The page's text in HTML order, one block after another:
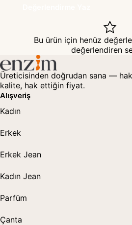
Bu ürün için henüz
değerlendiren
Üreticisinden doğrudan sana —
kalite, hak ettiğin fiyat.
Alışveriş
Kadın
Erkek
Erkek Jean
Kadın Jean
Parfüm
Çanta